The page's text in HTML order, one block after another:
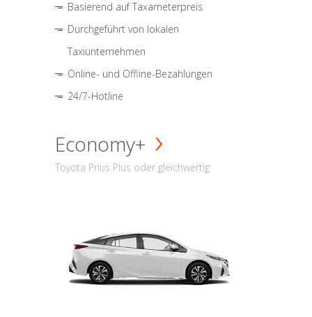
Basierend auf Taxameterpreis
Durchgeführt von lokalen
Taxiunternehmen
Online- und Offline-Bezahlungen
24/7-Hotline
Economy+
Toyota Prius Plus oder gleichwertig